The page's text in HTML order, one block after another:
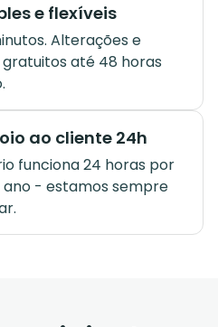
e flexíveis
Alterações e
até 48 horas
ao cliente 24h
funciona 24 horas por
ano - estamos sempre